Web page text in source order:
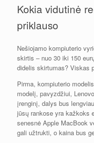
Kokia vidutinė
priklauso
Nešiojamo kompiuterio
skirtis – nuo 30 iki 150
didelis skirtumas? Viskas
Pirma, kompiuterio
modelį, pavyzdžiui,
įrenginį, dalys bus
jūsų rankose yra kažkoks
senesnė Apple MacBook
gali užtrukti, o kaina bus